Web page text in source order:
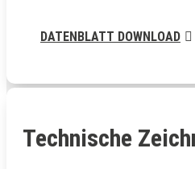
DATENBLATT DOWNLOAD
Technische